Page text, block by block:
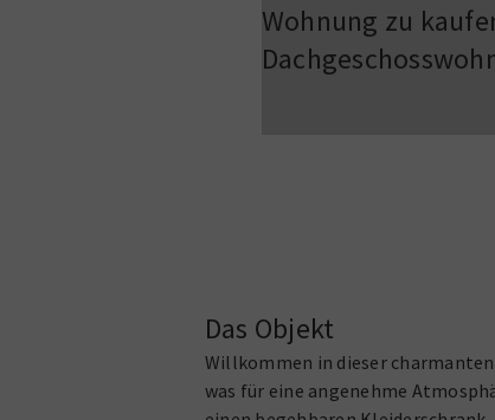
Wohnung zu
Das Objekt
Willkommen in dieser
was für eine angenehme